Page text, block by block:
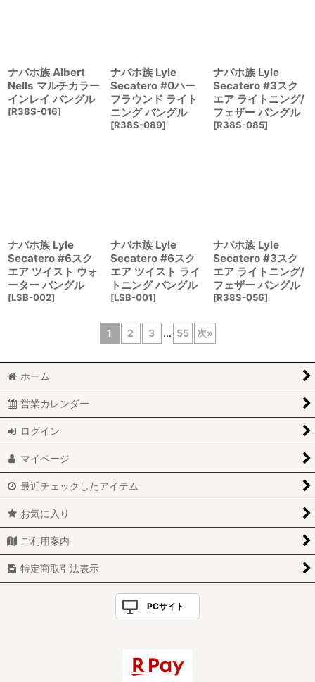
ナバホ族 Albert
Nells マルチカラー
インレイ バングル
[R38S-016]
ナバホ族 Lyle
Secatero #0ハー
フラウンド ライト
ニング バングル
[R38S-089]
ナバホ族 Lyle
Secatero #3スク
エア ライトニング/
フェザー バングル
[R38S-085]
ナバホ族 Lyle
Secatero #6スク
エア ツイスト ウォ
ーター バングル
[LSB-002]
ナバホ族 Lyle
Secatero #6スク
エア ツイスト ライ
トニング バングル
[LSB-001]
ナバホ族 Lyle
Secatero #3スク
エア ライトニング/
フェザー バングル
[R38S-056]
1 2 3 ... 55 次»
ホーム
営業カレンダー
ログイン
マイページ
最近チェックしたアイテム
お気に入り
ご利用案内
特定商取引法表示
PCサイト